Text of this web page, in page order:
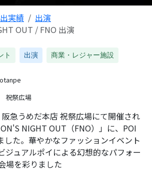
実績
出演
OUT / FNO 出演
ト 出演 商業・レジャー施設
祝祭広場
急うめだ本店 祝祭広場にて開催され
NIGHT OUT（FNO）」に、POI
した。華やかなファッションイベント
ジュアルポイによる幻想的なパフォー
場を彩りました